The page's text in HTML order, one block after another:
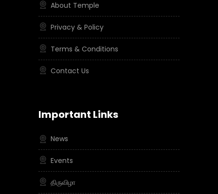
About Temple
Privacy & Policy
Terms & Conditions
Contact Us
Important Links
News
Events
திருவிழா